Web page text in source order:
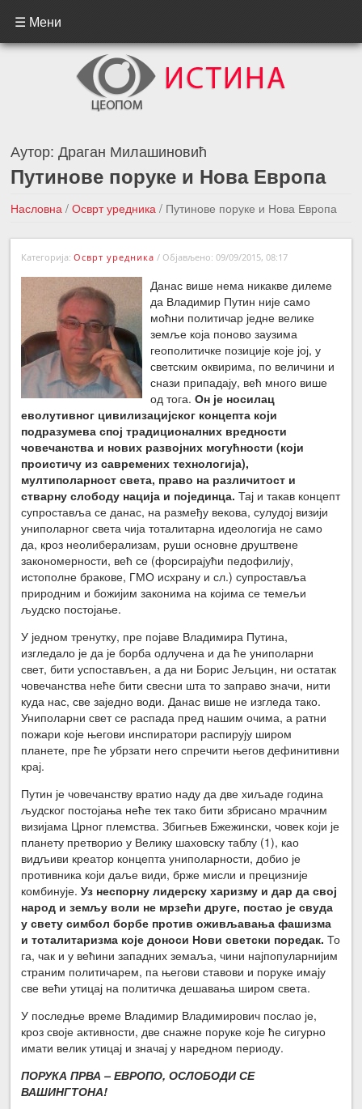
☰ Мени
Аутор:Драган Милашиновић
Путинове поруке и Нова Европа
Насловна / Осврт уредника / Путинове поруке и Нова Европа
←Претходна вест
Следећа вест →
Категорија:Осврт уредника / Објављено: 09/09/2015, 08:17
Данас више нема никакве дилеме
да Владимир Путин није само
моћни политичар једне велике
земље која поново заузима
геополитичке позиције које јој, у
светским оквирима, по величини и
снази припадају, већ много више
од тога.Он је носилац
еволутивног цивилизацијског концепта који
подразумева спој традиционалних вредности
човечанства и нових развојних могућности (који
проистичу из савремених технологија),
мултиполарност света, право на различитост и
стварну слободу нација и појединца. Тај и такав концепт
супроставља се данас, на размеђу векова, сулудој визији
униполарног света чија тоталитарна идеологија не само
да, кроз неолиберализам, руши основне друштвене
закономерности, већ се (форсирајући педофилију,
истополне бракове, ГМО исхрану и сл.) супроставља
природним и божијим законима на којима се темељи
људско постојање.
У једном тренутку, пре појаве Владимира Путина,
изгледало је да је борба одлучена и да ће униполарни
свет, бити успостављен, а да ни Борис Јељцин, ни остатак
човечанства неће бити свесни шта то заправо значи, нити
куда нас, све заједно води. Данас више не изгледа тако.
Униполарни свет се распада пред нашим очима, а ратни
пожари које његови инспиратори распирују широм
планете, пре ће убрзати него спречити његов дефинитивни
крај.
Путин је човечанству вратио наду да две хиљаде година
људског постојања неће тек тако бити збрисано мрачним
визијама Црног племства. Збигњев Бжежински, човек који је
планету претворио у Велику шаховску таблу (1), као
видљиви креатор концепта униполарности, добио је
противника који даље види, брже мисли и прецизније
комбинује.Уз неспорну лидерску харизму и дар да свој
народ и земљу воли не мрзећи друге, постао је свуда
у свету симбол борбе против оживљавања фашизма
и тоталитаризма које доноси Нови светски поредак. То
га, чак и у већини западних земаља, чини најпопуларнијим
страним политичарем, па његови ставови и поруке имају
све већи утицај на политичка дешавања широм света.
У последње време Владимир Владимирович послао је,
кроз своје активности, две снажне поруке које ће сигурно
имати велик утицај и значај у наредном периоду.
ПОРУКА ПРВА – ЕВРОПО, ОСЛОБОДИ СЕ
ВАШИНГТОНА!